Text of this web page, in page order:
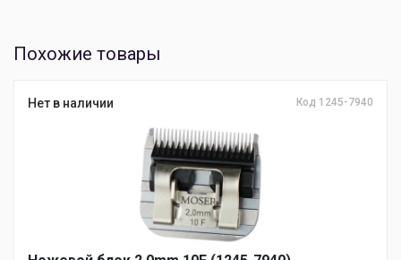
Похожие товары
Нет в наличии Код 1245-7940